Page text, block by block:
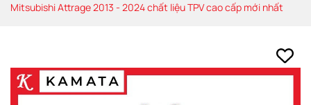
Mitsubishi Attrage 2013 - 2024 chất liệu TPV cao cấp mới nhất